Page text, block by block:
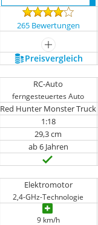
265 Bewertungen
mehr anzeigen
Preis­vergleich
RC-Auto
ferngesteuertes Auto
Red Hunter Monster Truck
1:18
29,3 cm
ab 6 Jahren
Elektromotor
2,4-GHz-Technologie
9 km/h